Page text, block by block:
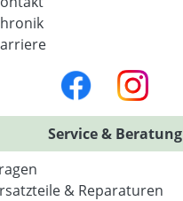
Service & Beratung
& Reparaturen